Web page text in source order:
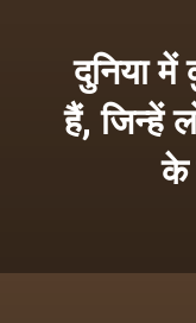
दुनिया में
हैं, जिन्हें
के